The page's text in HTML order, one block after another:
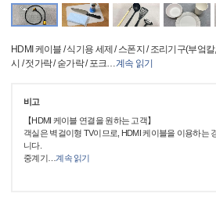
HDMI 케이블 / 식기용 세제 / 스폰지 / 조리기구(부엌
시 / 젓가락 / 숟가락 / 포크…계속 읽기
비고
【HDMI 케이블 연결을 원하는 고객】
객실은 벽걸이형 TV이므로, HDMI 케이블을 이용하는
니다.
중계기
계속 읽기